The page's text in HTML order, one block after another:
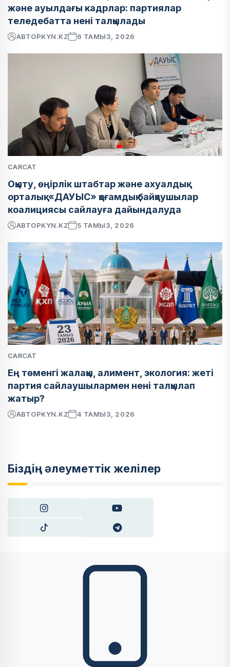
және ауылдағы кадрлар: партиялар
теледебатта нені талқылады
АВТОРKYN.KZ 6 ТАМЫЗ, 2026
САЯСАТ
Оқыту, өңірлік штабтар және ахуалдық
орталық: «ДАУЫС» қоғамдық байқаушылар
коалициясы сайлауға дайындалуда
АВТОРKYN.KZ 5 ТАМЫЗ, 2026
САЯСАТ
Ең төменгі жалақы, алимент, экология: жеті
партия сайлаушылармен нені талқылап
жатыр?
АВТОРKYN.KZ 4 ТАМЫЗ, 2026
Біздің әлеуметтік желілер